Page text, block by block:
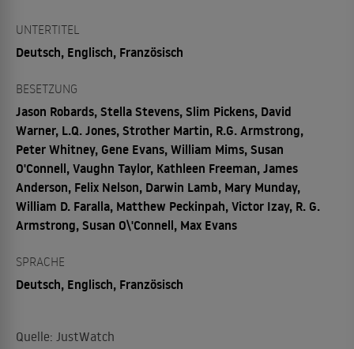
UNTERTITEL
Deutsch, Englisch, Französisch
BESETZUNG
Jason Robards, Stella Stevens, Slim Pickens, David
Warner, L.Q. Jones, Strother Martin, R.G. Armstrong,
Peter Whitney, Gene Evans, William Mims, Susan
O'Connell, Vaughn Taylor, Kathleen Freeman, James
Anderson, Felix Nelson, Darwin Lamb, Mary Munday,
William D. Faralla, Matthew Peckinpah, Victor Izay, R. G.
Armstrong, Susan O\'Connell, Max Evans
SPRACHE
Deutsch, Englisch, Französisch
Quelle: JustWatch